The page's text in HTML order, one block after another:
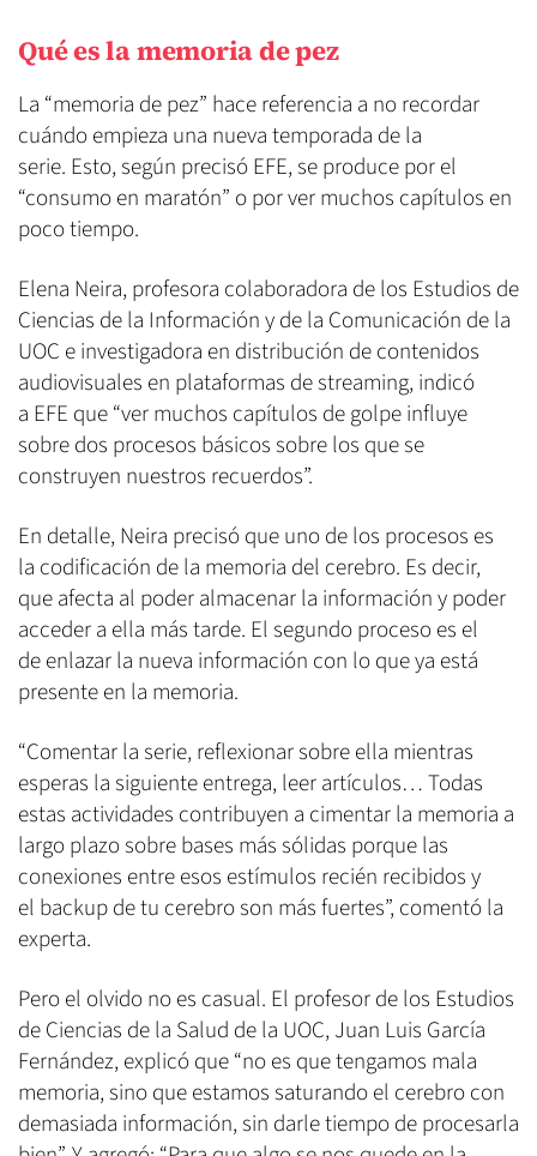
Qué es la memoria de pez
La “memoria de pez” hace referencia a no recordar
cuándo empieza una nueva temporada de la
serie. Esto, según precisó EFE, se produce por el
“consumo en maratón” o por ver muchos capítulos en
poco tiempo.
Elena Neira, profesora colaboradora de los Estudios de
Ciencias de la Información y de la Comunicación de la
UOC e investigadora en distribución de contenidos
audiovisuales en plataformas de streaming, indicó
a EFE que “ver muchos capítulos de golpe influye
sobre dos procesos básicos sobre los que se
construyen nuestros recuerdos”.
En detalle, Neira precisó que uno de los procesos es
la codificación de la memoria del cerebro. Es decir,
que afecta al poder almacenar la información y poder
acceder a ella más tarde. El segundo proceso es el
de enlazar la nueva información con lo que ya está
presente en la memoria.
“Comentar la serie, reflexionar sobre ella mientras
esperas la siguiente entrega, leer artículos… Todas
estas actividades contribuyen a cimentar la memoria a
largo plazo sobre bases más sólidas porque las
conexiones entre esos estímulos recién recibidos y
el backup de tu cerebro son más fuertes”, comentó la
experta.
Pero el olvido no es casual. El profesor de los Estudios
de Ciencias de la Salud de la UOC, Juan Luis García
Fernández, explicó que “no es que tengamos mala
memoria, sino que estamos saturando el cerebro con
demasiada información, sin darle tiempo de procesarla